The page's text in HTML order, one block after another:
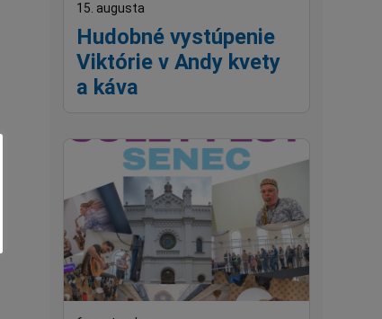
Hudobné vystúpenie
Viktórie v Andy kvety
a káva
15. augusta